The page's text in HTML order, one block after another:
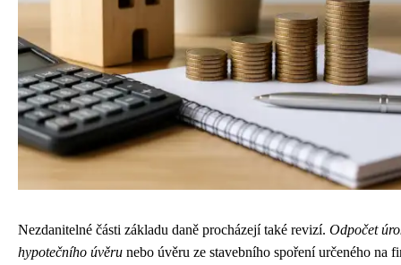
Nezdanitelné části základu daně procházejí také revizí. Odpočet
hypotečního úvěru nebo úvěru ze stavebního spoření určeného na